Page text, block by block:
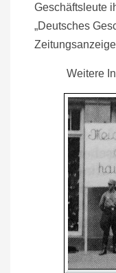
Geschäftsleute
„Deutsches
Weitere